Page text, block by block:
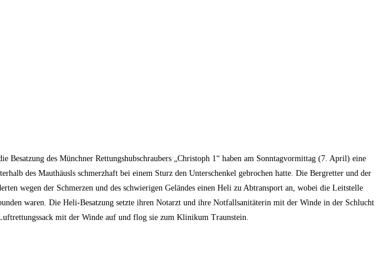
des Münchner Rettungshubschraubers „Christoph 1“ haben am Sonntagvormittag (7. April) eine
des Mauthäusls schmerzhaft bei einem Sturz den Unterschenkel gebrochen hatte. Die Bergretter und der
wegen der Schmerzen und des schwierigen Geländes einen Heli zu Abtransport an, wobei die Leitstelle
waren. Die Heli-Besatzung setzte ihren Notarzt und ihre Notfallsanitäterin mit der Winde in der Schlucht
mit der Winde auf und flog sie zum Klinikum Traunstein.